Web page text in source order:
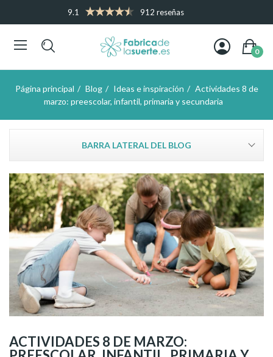
9.1 912 reseñas
0
Página principal Blog Ideas e inspiración
Actividades 8 de
marzo: preescolar, infantil, primaria y secundaria
BARRA LATERAL DEL BLOG
ACTIVIDADES 8 DE MARZO: